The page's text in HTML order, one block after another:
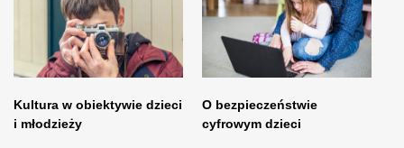
O bezpieczeństwie
cyfrowym dzieci
Kultura w obiektywie dzieci
i młodzieży